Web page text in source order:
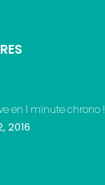
en 1 minute chrono !
2016